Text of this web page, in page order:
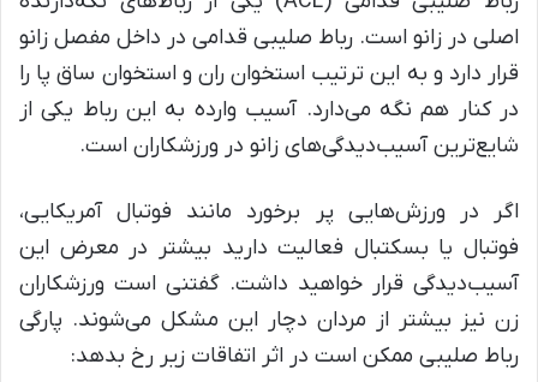
اصلی در زانو است. رباط صلیبی قدامی ‌در داخل مفصل زانو
قرار دارد و به این ترتیب استخوان ران و استخوان ساق پا را
در کنار هم نگه می‌دارد. آسیب وارده به این رباط یکی از
شایع‌ترین آسیب‌دیدگی‌های زانو در ورزشکاران است.
اگر در ورزش‌هایی پر برخورد مانند فوتبال آمریکایی،
فوتبال یا بسکتبال فعالیت دارید بیشتر در معرض این
آسیب‌دیدگی قرار خواهید داشت. گفتنی است ورزشکاران
زن نیز بیشتر از مردان دچار این مشکل می‌شوند. پارگی
رباط صلیبی ممکن است در اثر اتفاقات زیر رخ بدهد: